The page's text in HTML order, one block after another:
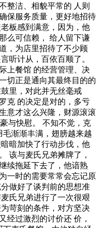
整洁、相貌平常的 人则
保服务质量，更好地招待
板感到满意，因为，他
么可信赖， 给人留下谦
，为店里招待了不少顾
听计从，百依百顺了。
上餐馆 的经营管理、决
切正是通向其最终目的的
里，对此并无丝毫戒
克 的决定是对的，多亏
意才这么兴隆，财源滚滚
与快慰。 不知不觉，克
渐渐丰满，翅膀越来越
暗加快了行动步伐，他
该与麦氏兄弟摊牌了，
续拖延下去了，他谙熟
一时的需要常常会忘记原
做好了谈判前的思想准
氏兄弟进行了一次很艰
苛刻的条件，对方坚决
经过激烈的讨价还 价，